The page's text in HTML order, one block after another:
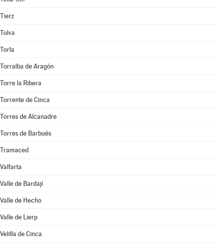
Tierz
Tolva
Torla
Torralba de Aragón
Torre la Ribera
Torrente de Cinca
Torres de Alcanadre
Torres de Barbués
Tramaced
Valfarta
Valle de Bardají
Valle de Hecho
Valle de Lierp
Velilla de Cinca